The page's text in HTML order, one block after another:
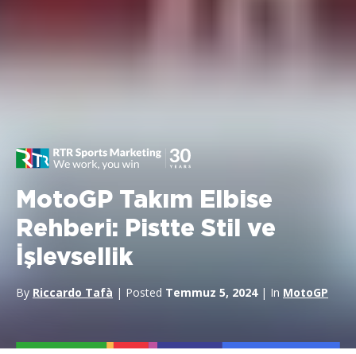
MotoGP Takım Elbise
Rehberi: Pistte Stil ve
İşlevsellik
By Riccardo Tafà | Posted Temmuz 5, 2024| In MotoGP